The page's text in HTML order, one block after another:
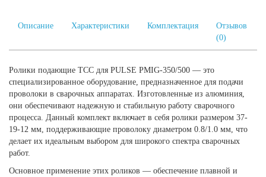
Описание Характеристики Комплектация
Отзывов
(0)
Ролики подающие TCC для PULSE PMIG-350/500 — это
специализированное оборудование, предназначенное для подачи
проволоки в сварочных аппаратах. Изготовленные из алюминия,
они обеспечивают надежную и стабильную работу сварочного
процесса. Данный комплект включает в себя ролики размером 37-
19-12 мм, поддерживающие проволоку диаметром 0.8/1.0 мм, что
делает их идеальным выбором для широкого спектра сварочных
работ.
Основное применение этих роликов — обеспечение плавной и